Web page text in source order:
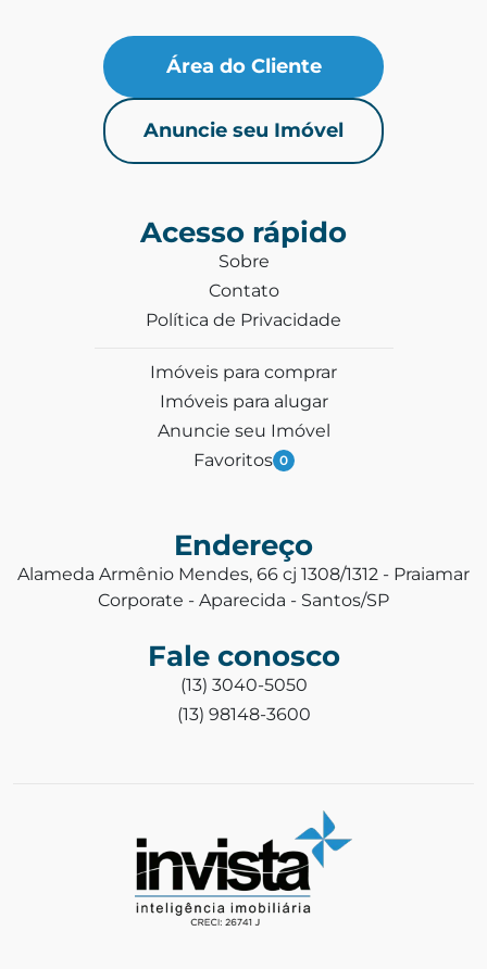
Área do Cliente
Anuncie seu Imóvel
Acesso rápido
Sobre
Contato
Política de Privacidade
Imóveis para comprar
Imóveis para alugar
Anuncie seu Imóvel
Favoritos 0
Endereço
Alameda Armênio Mendes, 66 cj 1308/1312 - Praiamar
Corporate - Aparecida - Santos/SP
Fale conosco
(13) 3040-5050
(13) 98148-3600